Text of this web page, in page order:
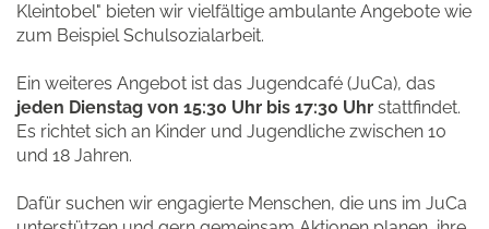
Kleintobel" bieten wir vielfältige ambulante Angebote wie
zum Beispiel Schulsozialarbeit.
Ein weiteres Angebot ist das Jugendcafé (JuCa), das
jeden Dienstag von 15:30 Uhr bis 17:30 Uhr stattfindet.
Es richtet sich an Kinder und Jugendliche zwischen 10
und 18 Jahren.
Dafür suchen wir engagierte Menschen, die uns im JuCa